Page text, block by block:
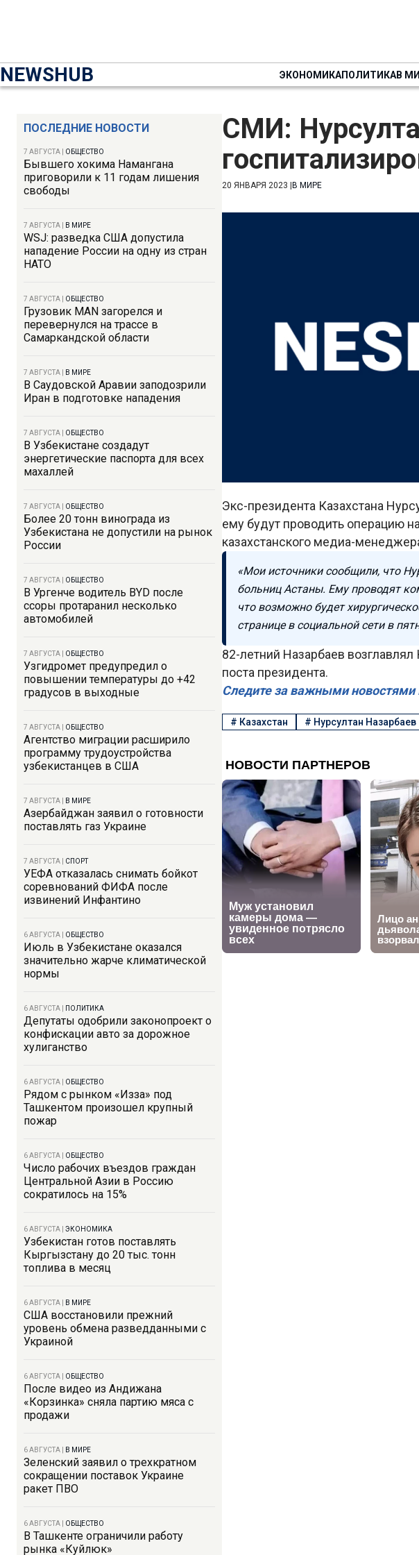
NEWSHUB ЭКОНОМИКАПОЛИТИКАВ
ПОСЛЕДНИЕ НОВОСТИ
7 АВГУСТА ОБЩЕСТВО
Бывшего хокима Намангана
приговорили к 11 годам лишения
свободы
7 АВГУСТА В МИРЕ
WSJ: разведка США допустила
нападение России на одну из стран
НАТО
7 АВГУСТА ОБЩЕСТВО
Грузовик MAN загорелся и
перевернулся на трассе в
Самаркандской области
7 АВГУСТА В МИРЕ
В Саудовской Аравии заподозрили
Иран в подготовке нападения
7 АВГУСТА ОБЩЕСТВО
В Узбекистане создадут
энергетические паспорта для всех
махаллей
7 АВГУСТА ОБЩЕСТВО
Более 20 тонн винограда из
Узбекистана не допустили на рынок
России
7 АВГУСТА ОБЩЕСТВО
В Ургенче водитель BYD после
ссоры протаранил несколько
автомобилей
7 АВГУСТА ОБЩЕСТВО
Узгидромет предупредил о
повышении температуры до +42
градусов в выходные
7 АВГУСТА ОБЩЕСТВО
Агентство миграции расширило
программу трудоустройства
узбекистанцев в США
7 АВГУСТА В МИРЕ
Азербайджан заявил о готовности
поставлять газ Украине
7 АВГУСТА СПОРТ
УЕФА отказалась снимать бойкот
соревнований ФИФА после
извинений Инфантино
6 АВГУСТА ОБЩЕСТВО
Июль в Узбекистане оказался
значительно жарче климатической
нормы
6 АВГУСТА ПОЛИТИКА
Депутаты одобрили законопроект о
конфискации авто за дорожное
хулиганство
6 АВГУСТА ОБЩЕСТВО
Рядом с рынком «Изза» под
Ташкентом произошел крупный
пожар
6 АВГУСТА ОБЩЕСТВО
Число рабочих въездов граждан
Центральной Азии в Россию
сократилось на 15%
6 АВГУСТА ЭКОНОМИКА
Узбекистан готов поставлять
Кыргызстану до 20 тыс. тонн
топлива в месяц
6 АВГУСТА В МИРЕ
США восстановили прежний
уровень обмена разведданными с
Украиной
6 АВГУСТА ОБЩЕСТВО
После видео из Андижана
«Корзинка» сняла партию мяса с
продажи
6 АВГУСТА В МИРЕ
Зеленский заявил о трехкратном
сокращении поставок Украине
ракет ПВО
6 АВГУСТА ОБЩЕСТВО
В Ташкенте ограничили работу
рынка «Куйлюк»
СМИ:
20 ЯНВАРЯ 2023 В МИРЕ
Экс-президента Казахстана
ему будут проводить операцию
казахстанского медиа-
«Мои источники сообщили, что
больниц Астаны. Ему проводят
что возможно будет
странице в социальной сети в
82-летний Назарбаев
поста президента.
Следите за важными
# Казахстан # Нурсултан Назарбаев